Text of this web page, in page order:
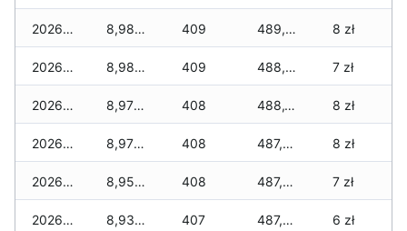
2026-06-10 8,985 zł 409 489,025 zł 8 zł
2026-06-09 8,985 zł 409 488,670 zł 7 zł
2026-06-07 8,975 zł 408 488,160 zł 8 zł
2026-06-06 8,975 zł 408 487,945 zł 8 zł
2026-06-05 8,955 zł 408 487,655 zł 7 zł
2026-06-04 8,935 zł 407 487,270 zł 6 zł